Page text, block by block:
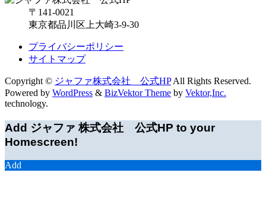
〒141-0021
東京都品川区上大崎3-9-30
プライバシーポリシー
サイトマップ
Copyright © ジャファ株式会社 公式HPAll Rights Reserved.
Powered by WordPress & BizVektor Theme by Vektor,Inc.
technology.
Add ジャファ 株式会社 公式HP to your
Homescreen!
Add